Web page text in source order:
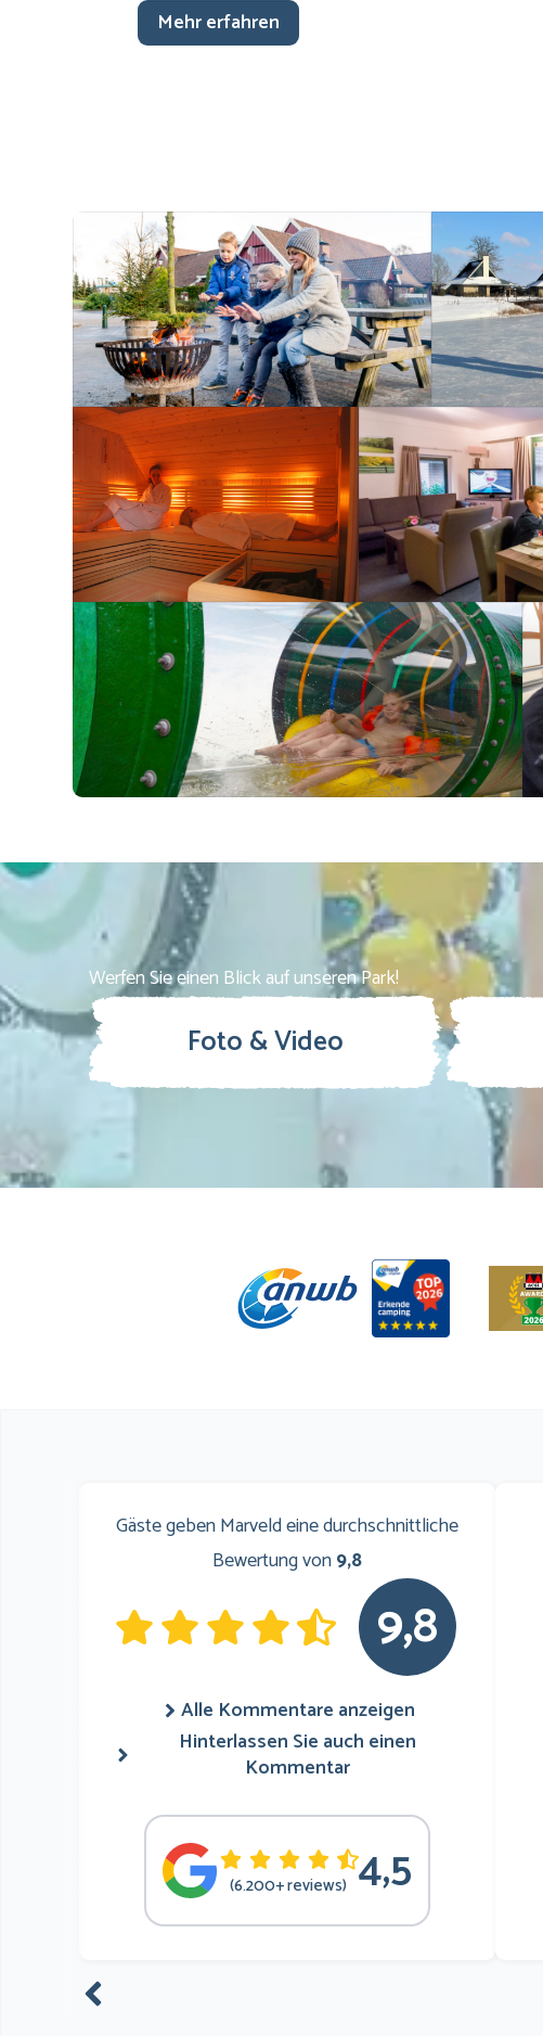
Mehr erfahren
Werfen Sie einen Blick auf unseren Park!
Foto & Video
Gäste geben Marveld eine durchschnittliche
Bewertung von9,8
9,8
Alle Kommentare anzeigen
Hinterlassen Sie auch einen
Kommentar
(6.200+ reviews) 4,5